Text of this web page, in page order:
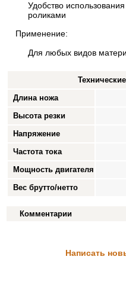
Удобство
роликами
Применение:
Для любых видов
Длина ножа
Высота резки
Напряжение
Частота тока
Мощность двигателя
Вес брутто/нетто
Комментарии
Написать